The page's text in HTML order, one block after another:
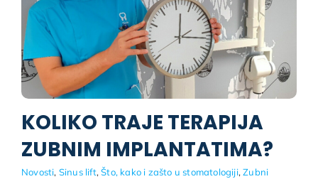
KOLIKO TRAJE TERAPIJA
ZUBNIM IMPLANTATIMA?
Novosti, Sinus lift,Što, kako i zašto u stomatologiji,Zubni